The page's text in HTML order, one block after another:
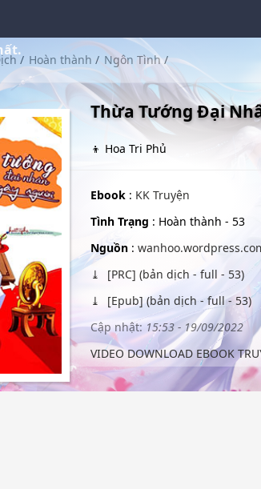
/ Hoàn thành / Ngôn Tình/
Thừa Tướng Đại
👦 Hoa Tri Phủ
Ebook : KK Truyện
Tình Trạng : Hoàn thành - 53
Nguồn:
[PRC] (bản dịch - full - 53)
[Epub] (bản dịch - full - 53)
Cập nhật:15:53 - 19/09/2022
VIDEO DOWNLOAD EBOOK